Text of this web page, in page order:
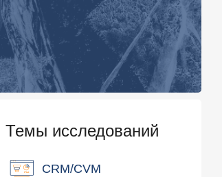
Темы исследований
CRM/CVM